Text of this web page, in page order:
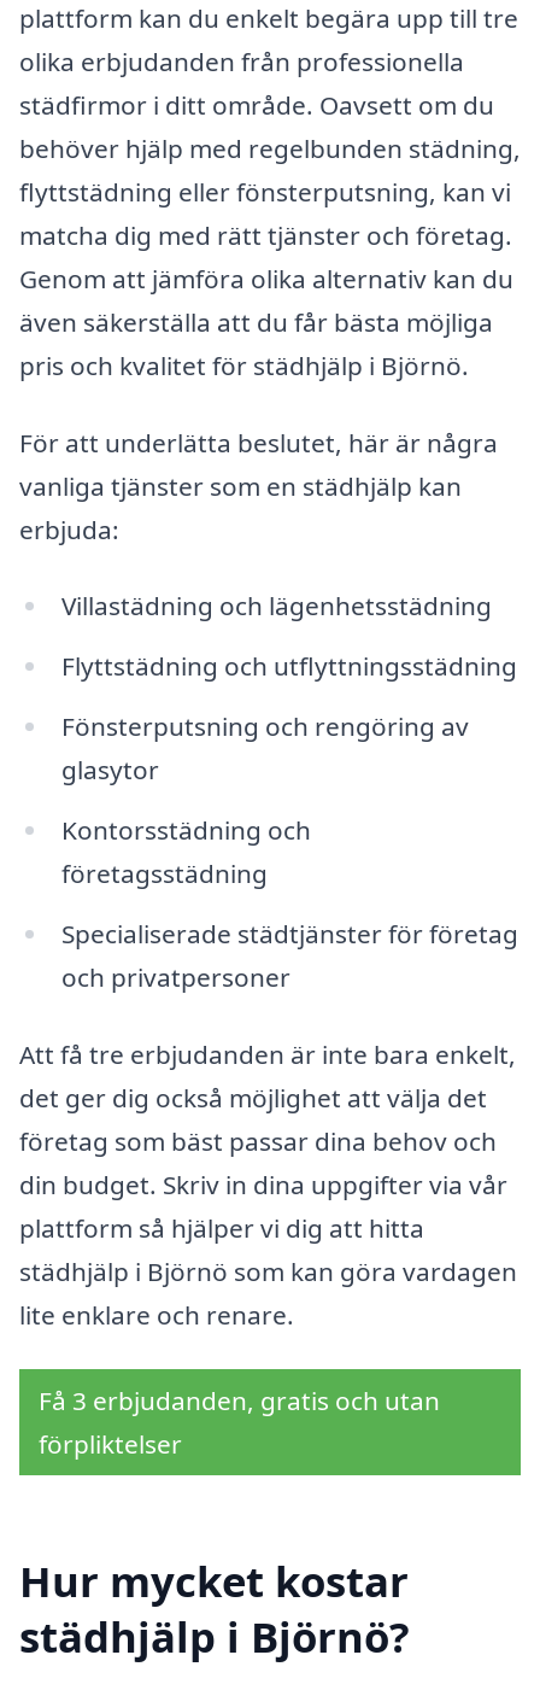
plattform kan du enkelt begära upp till tre
olika erbjudanden från professionella
städfirmor i ditt område. Oavsett om du
behöver hjälp med regelbunden städning,
flyttstädning eller fönsterputsning, kan vi
matcha dig med rätt tjänster och företag.
Genom att jämföra olika alternativ kan du
även säkerställa att du får bästa möjliga
pris och kvalitet för städhjälp i Björnö.
För att underlätta beslutet, här är några
vanliga tjänster som en städhjälp kan
erbjuda:
Villastädning och lägenhetsstädning
Flyttstädning och utflyttningsstädning
Fönsterputsning och rengöring av
glasytor
Kontorsstädning och
företagsstädning
Specialiserade städtjänster för företag
och privatpersoner
Att få tre erbjudanden är inte bara enkelt,
det ger dig också möjlighet att välja det
företag som bäst passar dina behov och
din budget. Skriv in dina uppgifter via vår
plattform så hjälper vi dig att hitta
städhjälp i Björnö som kan göra vardagen
lite enklare och renare.
Få 3 erbjudanden, gratis och utan
förpliktelser
Hur mycket kostar
städhjälp i Björnö?